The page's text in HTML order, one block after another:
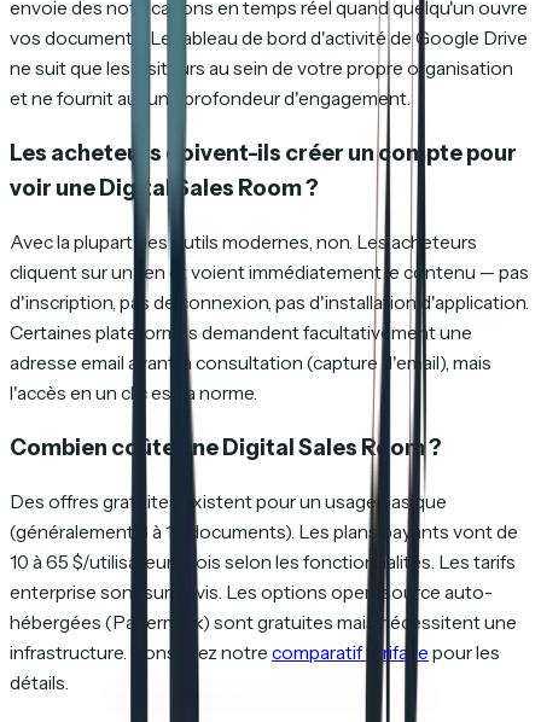
envoie des notifications en temps réel quand quelqu'un ouvre
vos documents. Le tableau de bord d'activité de Google Drive
ne suit que les visiteurs au sein de votre propre organisation
et ne fournit aucune profondeur d'engagement.
Les acheteurs doivent-ils créer un compte pour
voir une Digital Sales Room ?
Avec la plupart des outils modernes, non. Les acheteurs
cliquent sur un lien et voient immédiatement le contenu — pas
d'inscription, pas de connexion, pas d'installation d'application.
Certaines plateformes demandent facultativement une
adresse email avant la consultation (capture d'email), mais
l'accès en un clic est la norme.
Combien coûte une Digital Sales Room ?
Des offres gratuites existent pour un usage basique
(généralement 3 à 10 documents). Les plans payants vont de
10 à 65 $/utilisateur/mois selon les fonctionnalités. Les tarifs
enterprise sont sur devis. Les options open-source auto-
hébergées (Papermark) sont gratuites mais nécessitent une
infrastructure. Consultez notre comparatif tarifaire pour les
détails.